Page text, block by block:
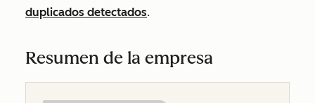
duplicados detectados.
Resumen de la empresa